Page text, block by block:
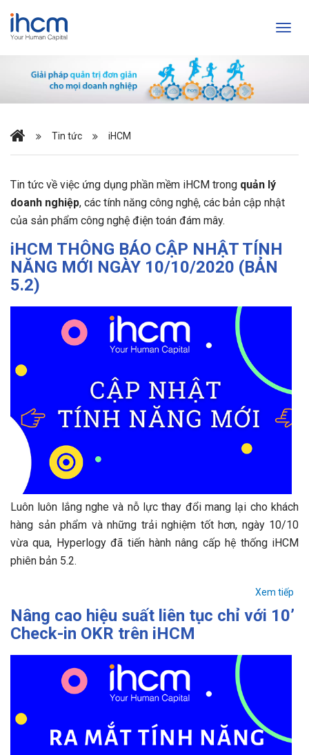
Tin tức iHCM
Tin tức về việc ứng dụng phần mềm iHCM trong quản lý
doanh nghiệp, các tính năng công nghệ, các bản cập nhật
của sản phẩm công nghệ điện toán đám mây.
iHCM THÔNG BÁO CẬP NHẬT TÍNH
NĂNG MỚI NGÀY 10/10/2020 (BẢN
5.2)
Luôn luôn lắng nghe và nỗ lực thay đổi mang lại cho khách
hàng sản phẩm và những trải nghiệm tốt hơn, ngày 10/10
vừa qua, Hyperlogy đã tiến hành nâng cấp hệ thống iHCM
phiên bản 5.2.
Xem tiếp
Nâng cao hiệu suất liên tục chỉ với 10’
Check-in OKR trên iHCM